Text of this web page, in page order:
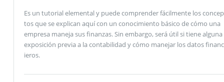
Es un tutorial elemental y puede comprender fácilmente los concep
tos que se explican aquí con un conocimiento básico de cómo una
empresa maneja sus finanzas. Sin embargo, será útil si tiene alguna
exposición previa a la contabilidad y cómo manejar los datos financ
ieros.